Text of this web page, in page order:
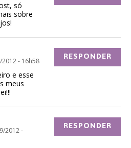
só
sobre
- 16h58
e esse
meus
RESPONDER
2012 -
RESPONDER